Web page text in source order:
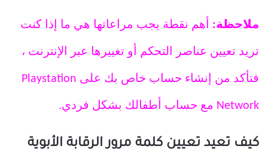
ملاحظة: أهم نقطة يجب مراعاتها هي ما إذا كنت
تريد تعيين عناصر التحكم أو تغييرها عبر الإنترنت ،
فتأكد من إنشاء حساب خاص بك على Playstation
Network مع حساب أطفالك بشكل فردي.
كيف تعيد تعيين كلمة مرور الرقابة الأبوية